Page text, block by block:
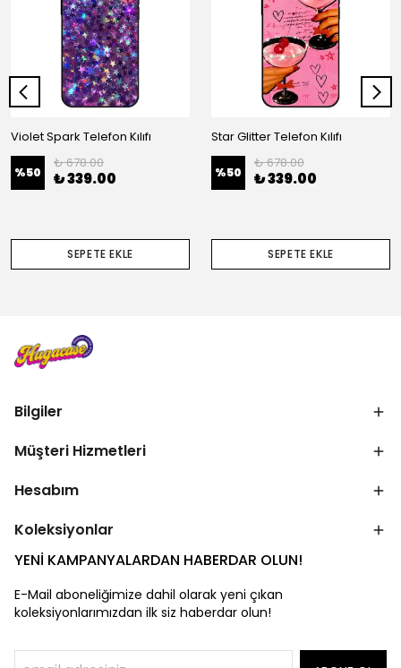
Violet Spark Telefon Kılıfı
%50
₺ 678.00
₺ 339.00
SEPETE EKLE
Star Glitter Telefon Kılıfı
%50
₺ 678.00
₺ 339.00
SEPETE EKLE
Bilgiler
Müşteri Hizmetleri
Hesabım
Koleksiyonlar
YENİ KAMPANYALARDAN HABERDAR OLUN!
E-Mail aboneliğimize dahil olarak yeni çıkan
koleksiyonlarımızdan ilk siz haberdar olun!